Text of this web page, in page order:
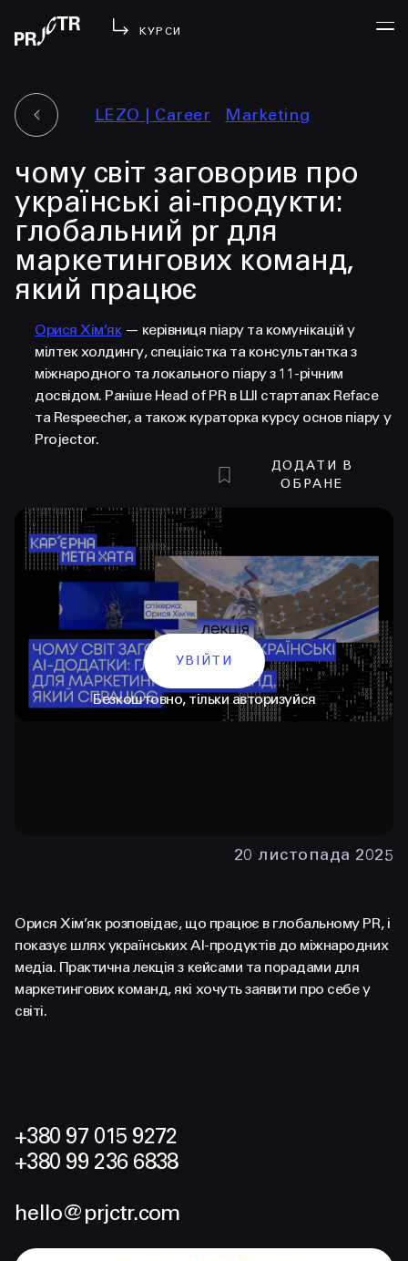
КУРСИ
МЕНЮ
у проджі
бібліотека
менторство
lezo
блог
вийти
УВІЙТИ
КОНТАКТИ
+38 097 015 92 72
+38 099 236 68 38
LEZO | Сareer Marketing
чому світ заговорив про
українські ai-продукти:
глобальний pr для
маркетингових команд,
який працює
Орися Хім’як— керівниця піару та комунікацій у
мілтек холдингу, спеціаістка та консультантка з
міжнародного та локального піару з 11-річним
досвідом. Раніше Head of PR в ШІ стартапах Reface
та Respeecher, а також кураторка курсу основ піару у
Projector.
ДОДАТИ В
ОБРАНЕ
УВІЙТИ
Безкоштовно, тільки авторизуйся
20 листопада 2025
Орися Хім’як розповідає, що працює в глобальному PR, і
показує шлях українських AI-продуктів до міжнародних
медіа. Практична лекція з кейсами та порадами для
маркетингових команд, які хочуть заявити про себе у
світі.
+380 97 015 9272
+380 99 236 6838
hello@prjctr.com